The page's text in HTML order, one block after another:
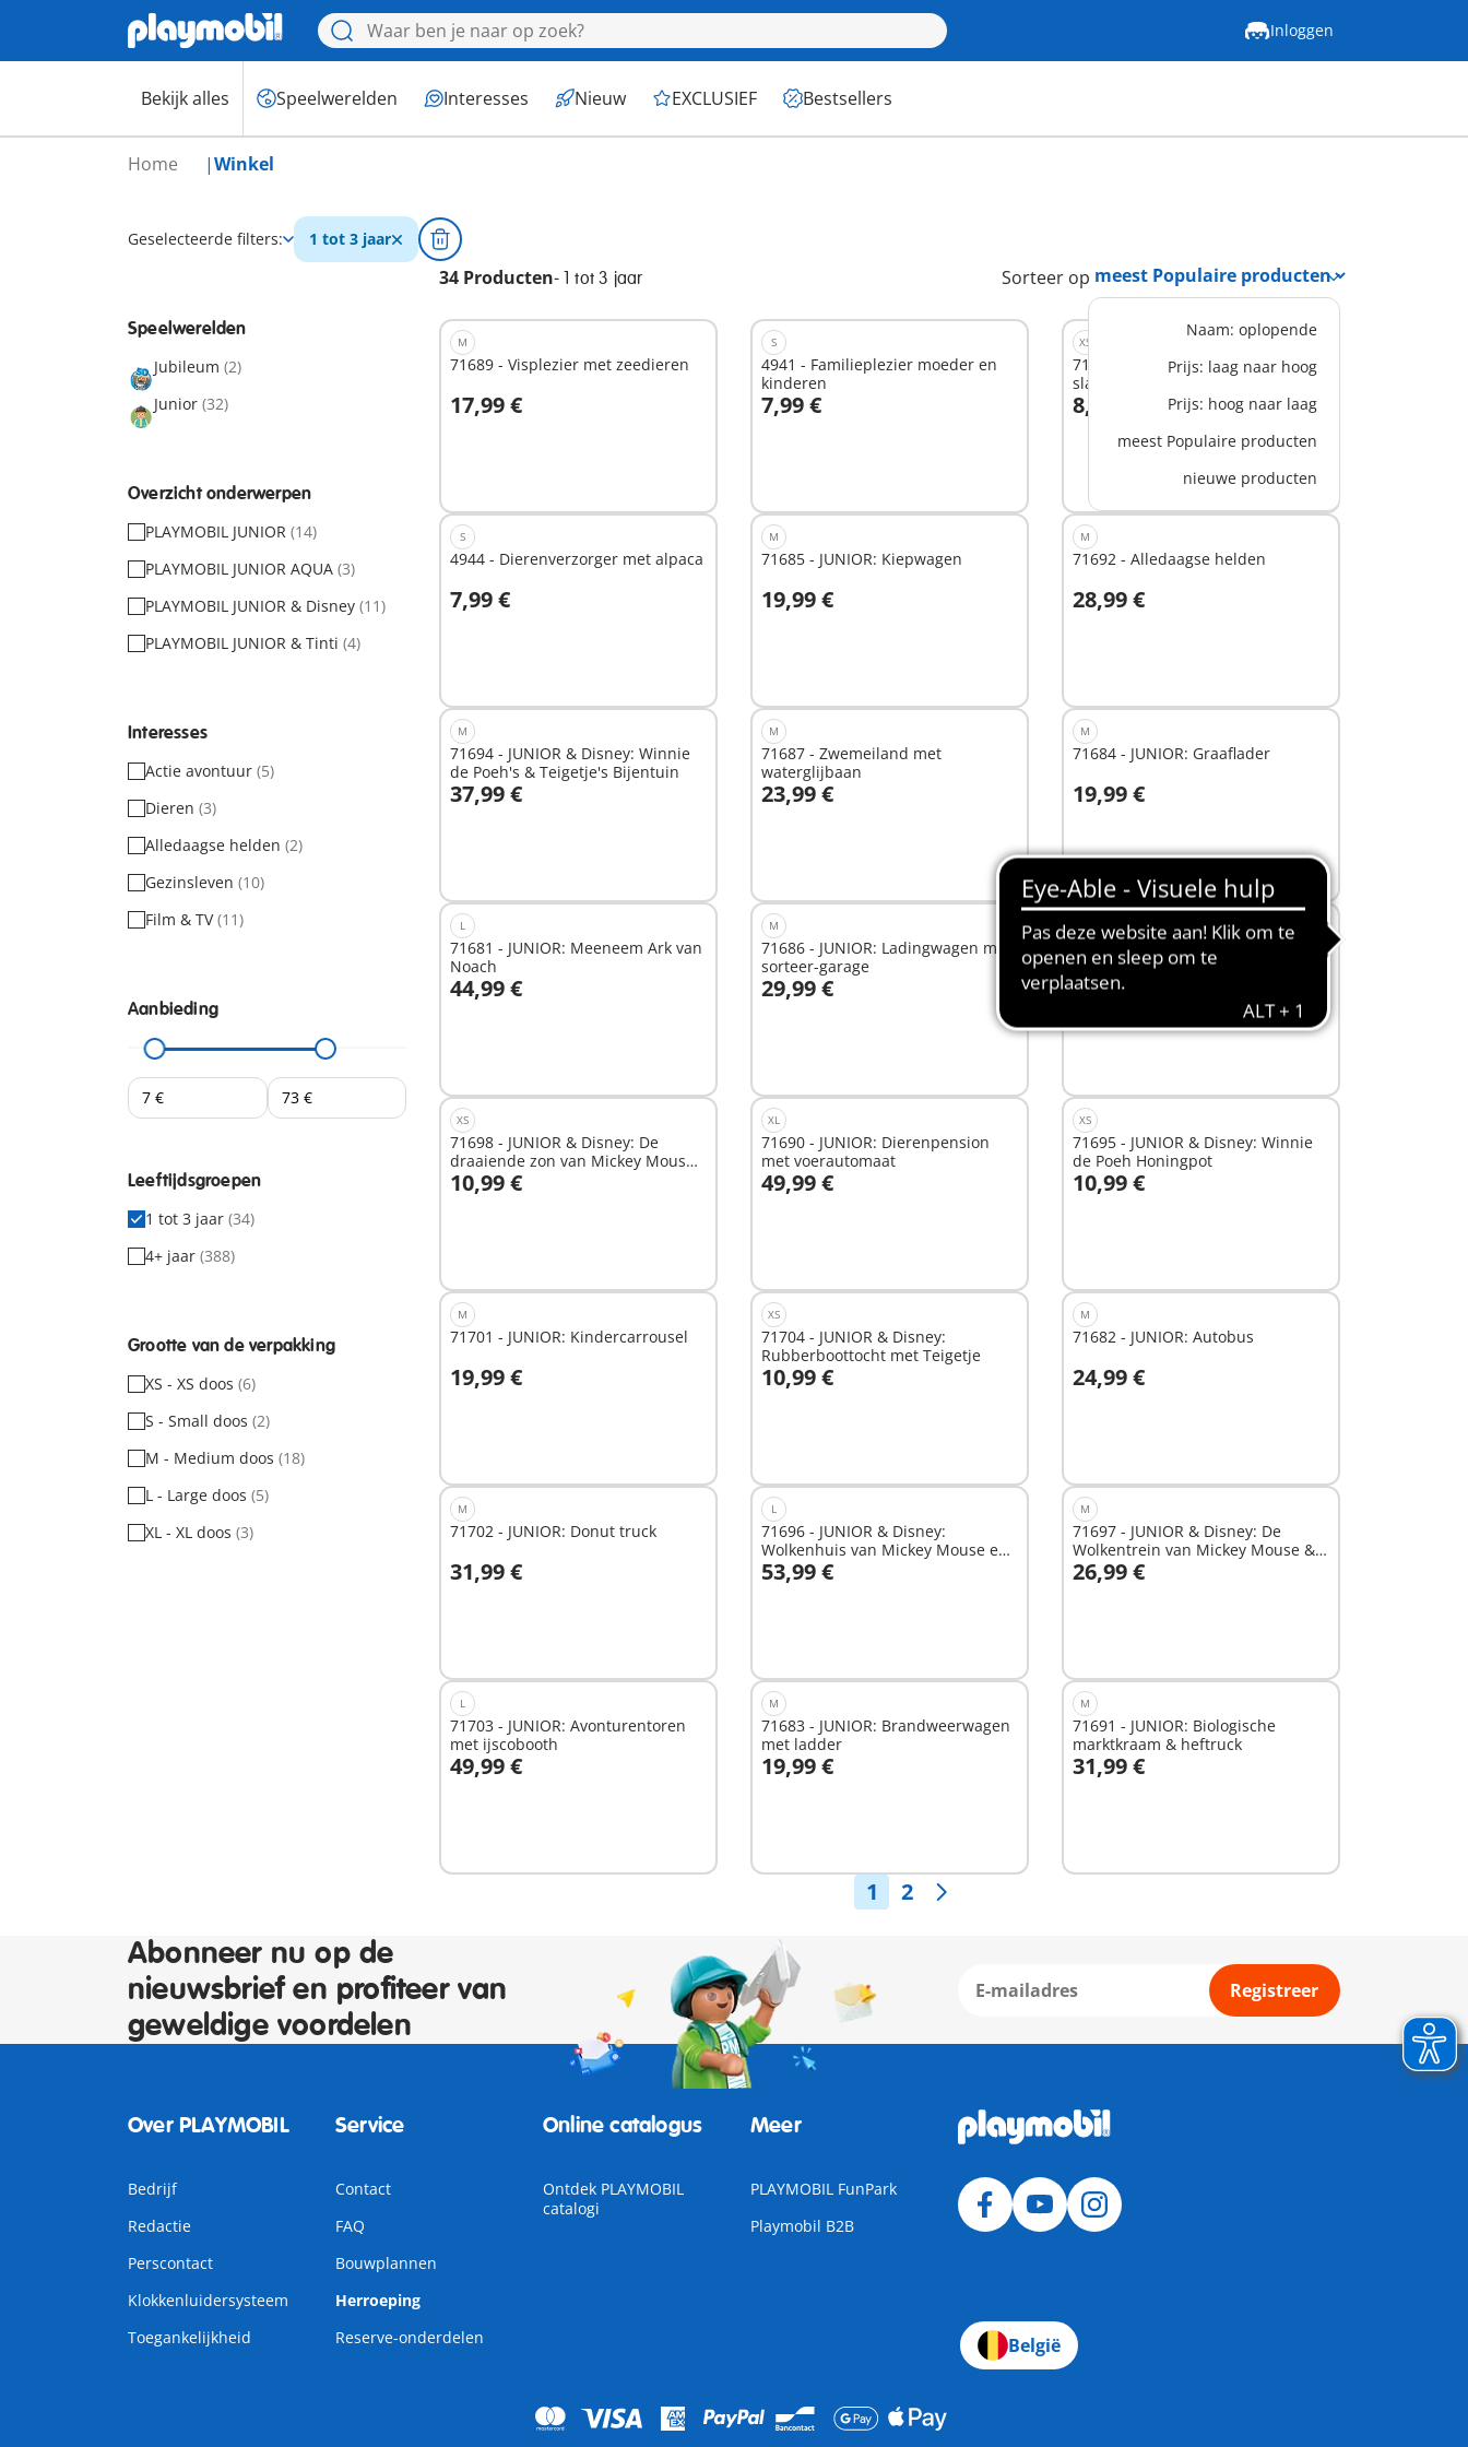
Inloggen
Bekijk alles Speelwerelden Interesses Nieuw EXCLUSIEF Bestsellers
Home Winkel
Geselecteerde filters: 1 tot 3 jaar
34 Producten- 1 tot 3 jaar Sorteer op
Naam: oplopende
Prijs: laag naar hoog
Prijs: hoog naar laag
meest Populaire producten
nieuwe producten
Speelwerelden
Jubileum (2)
Junior (32)
Overzicht onderwerpen
PLAYMOBIL JUNIOR (14)
PLAYMOBIL JUNIOR AQUA (3)
PLAYMOBIL JUNIOR & Disney (11)
PLAYMOBIL JUNIOR & Tinti (4)
Interesses
Actie avontuur (5)
Dieren (3)
Alledaagse helden (2)
Gezinsleven (10)
Film & TV(11)
Aanbieding
Leeftijdsgroepen
1 tot 3 jaar (34)
4+ jaar (388)
Grootte van de verpakking
XS - XS doos (6)
S - Small doos (2)
M - Medium doos (18)
L - Large doos (5)
XL - XL doos (3)
M
71689 - Visplezier met zeedieren
17,99 €
In winkelwagen
S
4941 - Familieplezier moeder en
kinderen
7,99 €
In winkelwagen
XS
71699 - JUNIOR: Schommelende
slak
8,99 €
In winkelwagen
S
4944 - Dierenverzorger met alpaca
7,99 €
In winkelwagen
M
71685 - JUNIOR: Kiepwagen
19,99 €
In winkelwagen
M
71692 - Alledaagse helden
28,99 €
In winkelwagen
M
71694 - JUNIOR & Disney: Winnie
de Poeh's & Teigetje's Bijentuin
37,99 €
In winkelwagen
M
71687 - Zwemeiland met
waterglijbaan
23,99 €
In winkelwagen
M
71684 - JUNIOR: Graaflader
19,99 €
In winkelwagen
L
71681 - JUNIOR: Meeneem Ark van
Noach
44,99 €
In winkelwagen
M
71686 - JUNIOR: Ladingwagen met
sorteer-garage
29,99 €
In winkelwagen
XS
71705 - JUNIOR & Disney: Winnie
de Poeh's & Knorretje's
Wateravontuur
16,99 €
XS
71698 - JUNIOR & Disney: De
draaiende zon van Mickey Mouse
met rammelfun
10,99 €
In winkelwagen
XL
71690 - JUNIOR: Dierenpension
met voerautomaat
49,99 €
In winkelwagen
XS
71695 - JUNIOR & Disney: Winnie
de Poeh Honingpot
10,99 €
In winkelwagen
M
71701 - JUNIOR: Kindercarrousel
19,99 €
In winkelwagen
XS
71704 - JUNIOR & Disney:
Rubberboottocht met Teigetje
10,99 €
In winkelwagen
M
71682 - JUNIOR: Autobus
24,99 €
In winkelwagen
M
71702 - JUNIOR: Donut truck
31,99 €
In winkelwagen
L
71696 - JUNIOR & Disney:
Wolkenhuis van Mickey Mouse en
Minnie Mouse
53,99 €
In winkelwagen
M
71697 - JUNIOR & Disney: De
Wolkentrein van Mickey Mouse &
Minnie Mouse
26,99 €
In winkelwagen
L
71703 - JUNIOR: Avonturentoren
met ijscobooth
49,99 €
In winkelwagen
M
71683 - JUNIOR: Brandweerwagen
met ladder
19,99 €
In winkelwagen
M
71691 - JUNIOR: Biologische
marktkraam & heftruck
31,99 €
In winkelwagen
1 2
Abonneer nu op de
nieuwsbrief en profiteer van
geweldige voordelen
Registreer
Over PLAYMOBIL
Bedrijf
Redactie
Perscontact
Klokkenluidersysteem
Toegankelijkheid
Service
Contact
FAQ
Bouwplannen
Herroeping
Reserve-onderdelen
Online catalogus
Ontdek PLAYMOBIL
catalogi
Meer
PLAYMOBIL FunPark
Playmobil B2B
België